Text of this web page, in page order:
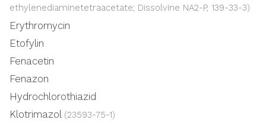
ethylenediaminetetraacetate; Dissolvine NA2-P, 139-33-3)
Erythromycin
Etofylin
Fenacetin
Fenazon
Hydrochlorothiazid
Klotrimazol (23593-75-1)